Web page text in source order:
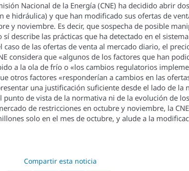
Nacional de la Energí­a (CNE) ha decidido abrir
hidráulica) y que han modificado sus ofertas de
y noviembre. Es decir, que sospecha de posible
describe las prácticas que ha detectado en el
de las ofertas de venta al mercado diario, el
considera que «algunos de los factores que han
a la ola de frí­o o «los cambios regulatorios
otros factores «responderí­an a cambios en las
una justificación suficiente desde el lado de la
de vista de la normativa ni de la evolución de
de restricciones en octubre y noviembre, la
solo en el mes de octubre, y alude a la
Compartir esta noticia